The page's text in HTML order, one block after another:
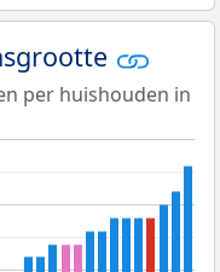
per huishouden in